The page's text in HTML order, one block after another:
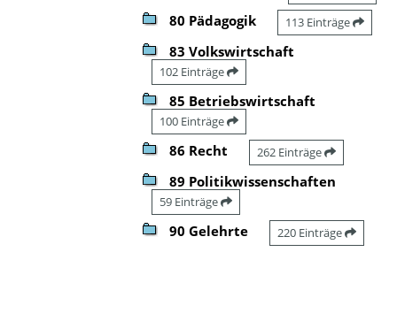
80 Pädagogik 113 Einträge
83 Volkswirtschaft
102 Einträge
85 Betriebswirtschaft
100 Einträge
86 Recht 262 Einträge
89 Politikwissenschaften
59 Einträge
90 Gelehrte 220 Einträge